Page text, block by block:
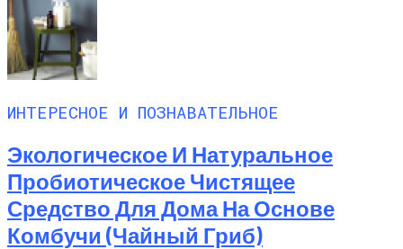
ИНТЕРЕСНОЕ И ПОЗНАВАТЕЛЬНОЕ
Экологическое И Натуральное
Пробиотическое Чистящее
Средство Для Дома На Основе
Комбучи (чайный Гриб)